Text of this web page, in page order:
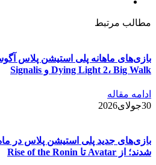
مطالب مرتبط
Dying Light 2، Big Walk و Signalis
ادامه مقاله
30جولای2026
شدند؛ از Avatar تا Rise of the Ronin